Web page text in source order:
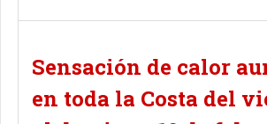
Sensación de calor
en toda la Costa del